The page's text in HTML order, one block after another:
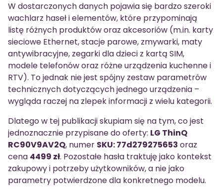
W dostarczonych danych pojawia się bardzo szeroki
wachlarz haseł i elementów, które przypominają
listę różnych produktów oraz akcesoriów (m.in. karty
sieciowe Ethernet, stacje parowe, zmywarki, maty
antywibracyjne, zegarki dla dzieci z kartą SIM,
modele telefonów oraz różne urządzenia kuchenne i
RTV). To jednak nie jest spójny zestaw parametrów
technicznych dotyczących jednego urządzenia –
wygląda raczej na zlepek informacji z wielu kategorii.
Dlatego w tej publikacji skupiam się na tym, co jest
jednoznacznie przypisane do oferty: LG ThinQ
RC90V9AV2Q, numer SKU: 77d279275653 oraz
cena 4499 zł. Pozostałe hasła traktuję jako kontekst
zakupowy i potrzeby użytkowników, a nie jako
parametry potwierdzone dla konkretnego modelu.